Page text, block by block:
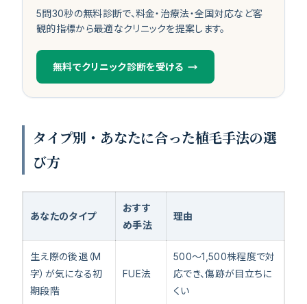
5問30秒の無料診断で、料金・治療法・全国対応など客
観的指標から最適なクリニックを提案します。
無料でクリニック診断を受ける
タイプ別・あなたに合った植毛手法の選
び方
あなたのタイプ
おすす
め手法
理由
生え際の後退（M
字）が気になる初
期段階
FUE法
500〜1,500株程度で対
応でき、傷跡が目立ちに
くい